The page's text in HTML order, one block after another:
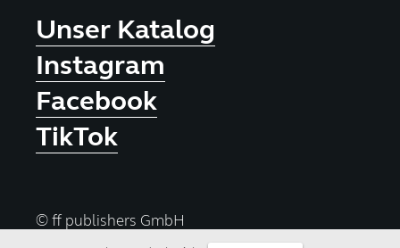
Unser Katalog
Instagram
Facebook
TikTok
© ff publishers GmbH